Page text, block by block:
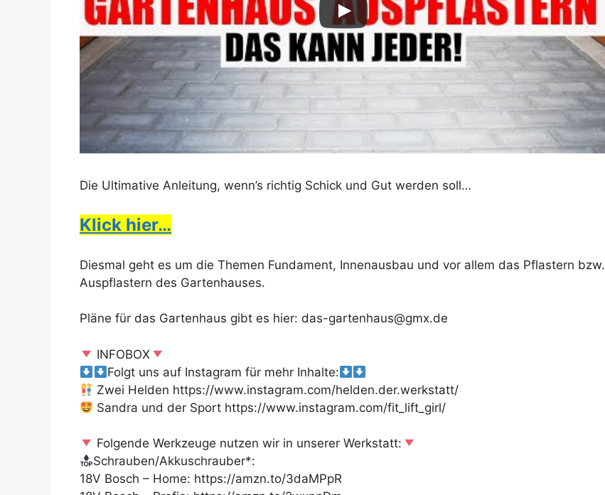
Die Ultimative Anleitung, wenn’s richtig Schick und Gut werden soll…
Klick hier…
Diesmal geht es um die Themen Fundament, Innenausbau und vor allem das Pflastern bzw.
Auspflastern des Gartenhauses.
Pläne für das Gartenhaus gibt es hier: das-gartenhaus@gmx.de
INFOBOX
Folgt uns auf Instagram für mehr Inhalte:
Zwei Helden https://www.instagram.com/helden.der.werkstatt/
Sandra und der Sport https://www.instagram.com/fit_lift_girl/
Folgende Werkzeuge nutzen wir in unserer Werkstatt:
Schrauben/Akkuschrauber*:
18V Bosch – Home: https://amzn.to/3daMPpR